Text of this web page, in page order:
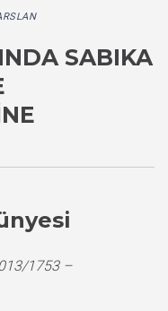
SABIKA
1753 –